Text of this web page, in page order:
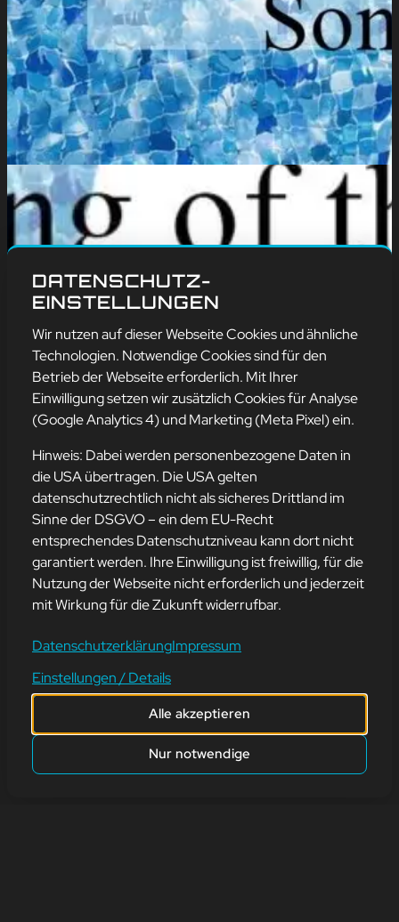
SONG OF THE WEEK 33
Morgen ist Halloween, daher haben wir als unseren Song of the
Week „Ghostbusters“ von „Ray Parker Jr.“ ausgewählt.
zurück
DATENSCHUTZ-
EINSTELLUNGEN
Wir nutzen auf dieser Webseite Cookies und ähnliche
Technologien. Notwendige Cookies sind für den
Betrieb der Webseite erforderlich. Mit Ihrer
Einwilligung setzen wir zusätzlich Cookies für Analyse
(Google Analytics 4) und Marketing (Meta Pixel) ein.
Hinweis: Dabei werden personenbezogene Daten in
die USA übertragen. Die USA gelten
datenschutzrechtlich nicht als sicheres Drittland im
Sinne der DSGVO – ein dem EU-Recht
entsprechendes Datenschutzniveau kann dort nicht
garantiert werden. Ihre Einwilligung ist freiwillig, für die
Nutzung der Webseite nicht erforderlich und jederzeit
mit Wirkung für die Zukunft widerrufbar.
DatenschutzerklärungImpressum
Einstellungen / Details
Nur notwendige
Alle akzeptieren